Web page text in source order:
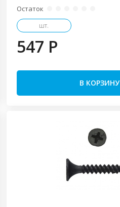
Остаток
шт.
547 P
В КОРЗИНУ